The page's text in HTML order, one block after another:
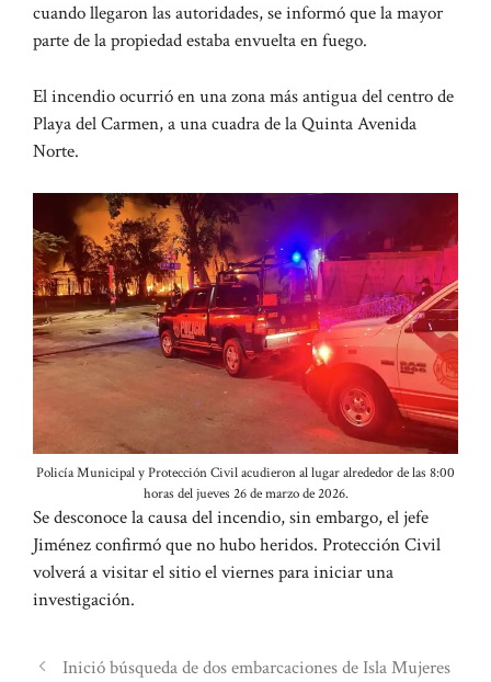
cuando llegaron las autoridades, se informó que la mayor
parte de la propiedad estaba envuelta en fuego.
El incendio ocurrió en una zona más antigua del centro de
Playa del Carmen, a una cuadra de la Quinta Avenida
Norte.
Policía Municipal y Protección Civil acudieron al lugar alrededor de las 8:00
horas del jueves 26 de marzo de 2026.
Se desconoce la causa del incendio, sin embargo, el jefe
Jiménez confirmó que no hubo heridos. Protección Civil
volverá a visitar el sitio el viernes para iniciar una
investigación.
Inició búsqueda de dos embarcaciones de Isla Mujeres